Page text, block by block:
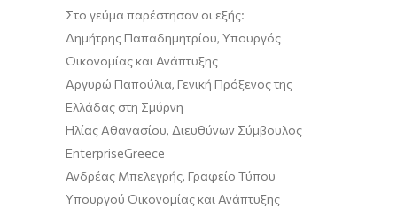
Στο γεύμα παρέστησαν οι εξής:
Δημήτρης Παπαδημητρίου, Υπουργός
Οικονομίας και Ανάπτυξης
Αργυρώ Παπούλια, Γενική Πρόξενος της
Ελλάδας στη Σμύρνη
Ηλίας Αθανασίου, Διευθύνων Σύμβουλος
EnterpriseGreece
Ανδρέας Μπελεγρής, Γραφείο Τύπου
Υπουργού Οικονομίας και Ανάπτυξης